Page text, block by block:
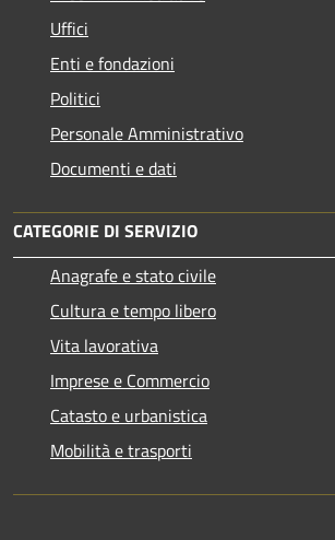
Uffici
Enti e fondazioni
Politici
Personale Amministrativo
Documenti e dati
CATEGORIE DI SERVIZIO
Anagrafe e stato civile
Cultura e tempo libero
Vita lavorativa
Imprese e Commercio
Catasto e urbanistica
Mobilità e trasporti